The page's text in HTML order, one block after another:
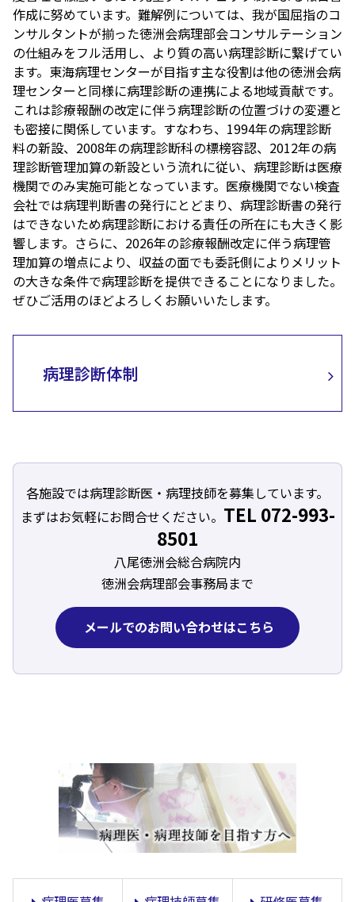
作成に努めています。難解例については、我が国屈指のコ
ンサルタントが揃った徳洲会病理部会コンサルテーション
の仕組みをフル活用し、より質の高い病理診断に繋げてい
ます。東海病理センターが目指す主な役割は他の徳洲会病
理センターと同様に病理診断の連携による地域貢献です。
これは診療報酬の改定に伴う病理診断の位置づけの変遷と
も密接に関係しています。すなわち、1994年の病理診断
料の新設、2008年の病理診断科の標榜容認、2012年の病
理診断管理加算の新設という流れに従い、病理診断は医療
機関でのみ実施可能となっています。医療機関でない検査
会社では病理判断書の発行にとどまり、病理診断書の発行
はできないため病理診断における責任の所在にも大きく影
響します。さらに、2026年の診療報酬改定に伴う病理管
理加算の増点により、収益の面でも委託側によりメリット
の大きな条件で病理診断を提供できることになりました。
ぜひご活用のほどよろしくお願いいたします。
病理診断体制
各施設では病理診断医・病理技師を募集しています。
まずはお気軽にお問合せください。 TEL 072-993-
8501
八尾徳洲会総合病院内
徳洲会病理部会事務局まで
メールでのお問い合わせはこちら